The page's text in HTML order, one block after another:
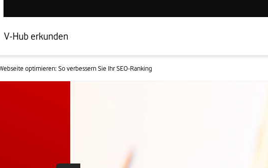
Geschäftskundenbereich
V-Hub Startseite
V-Hub erkunden
optimieren: So verbessern Sie Ihr SEO-Ranking